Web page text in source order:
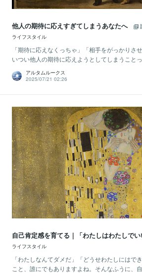
他人の期待に応えすぎてしまうあなたへ
ライフスタイル
「期待に応えなくっちゃ」「相手をがっかりさ
いつい他人の期待に応えようとしてしまうこと
アルタムルークス
2025/07/21 02:26
自己肯定感を育てる｜「わたしはわたしでい
ライフスタイル
「わたしなんてダメだ」「どうせわたしにはで
こと、誰にでもありますよね。そんなふうに、